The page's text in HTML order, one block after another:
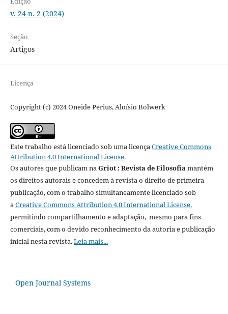
v. 24 n. 2 (2024)
Seção
Artigos
Licença
Copyright (c) 2024 Oneide Perius, Aloísio Bolwerk
Este trabalho está licenciado sob uma licençaCreative Commons
Attribution 4.0 International License.
Os autores que publicam naGriot : Revista de Filosofiamantém
os direitos autorais e concedem à revista o direito de primeira
publicação, com o trabalho simultaneamente licenciado sob
aCreative Commons Attribution 4.0 International License,
permitindo compartilhamento e adaptação, mesmo para fins
comerciais, com o devido reconhecimento da autoria e publicação
inicial nesta revista.Leia mais...
Open Journal Systems